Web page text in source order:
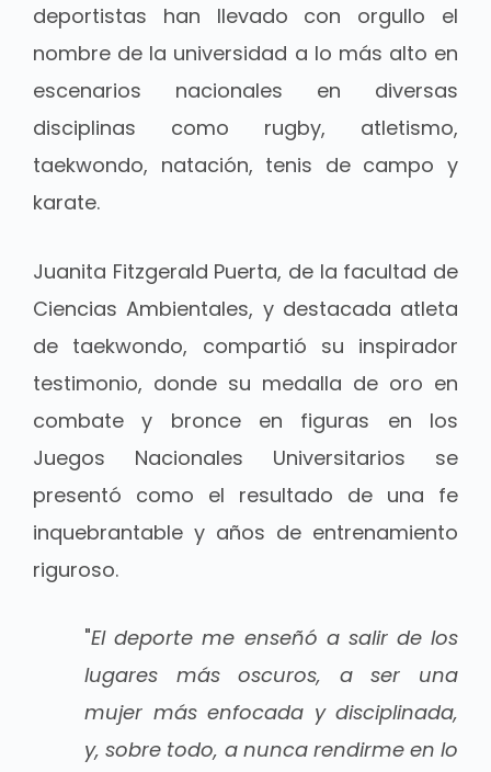
deportistas han llevado con orgullo el
nombre de la universidad a lo más alto en
escenarios nacionales en diversas
disciplinas como rugby, atletismo,
taekwondo, natación, tenis de campo y
karate.
Juanita Fitzgerald Puerta, de la facultad de
Ciencias Ambientales, y destacada atleta
de taekwondo, compartió su inspirador
testimonio, donde su medalla de oro en
combate y bronce en figuras en los
Juegos Nacionales Universitarios se
presentó como el resultado de una fe
inquebrantable y años de entrenamiento
riguroso.
"El deporte me enseñó a salir de los
lugares más oscuros, a ser una
mujer más enfocada y disciplinada,
y, sobre todo, a nunca rendirme en lo